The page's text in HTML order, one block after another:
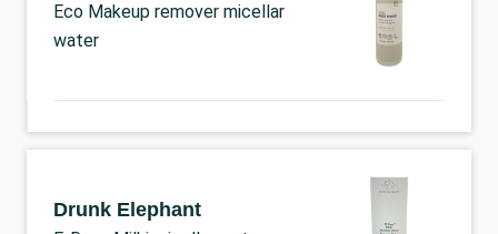
Eco Makeup remover micellar
water
Drunk Elephant